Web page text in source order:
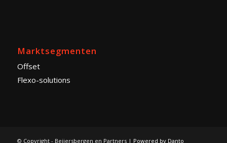
Marktsegmenten
Offset
Flexo-solutions
© Copyright - Beijersbergen en Partners | Powered by Danto